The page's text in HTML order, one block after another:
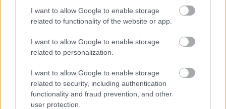
I want to allow Google to enable storage
related to functionality of the website or app.
I want to allow Google to enable storage
related to personalization.
I want to allow Google to enable storage
related to security, including authentication
functionality and fraud prevention, and other
user protection.
2024-es Vince […]
BŐVEBBEN
Kortyok
VÁR MINKET AZ ŐSZI GASZTROHEGY –
ÖSSZEÁLLT A MENÜ!